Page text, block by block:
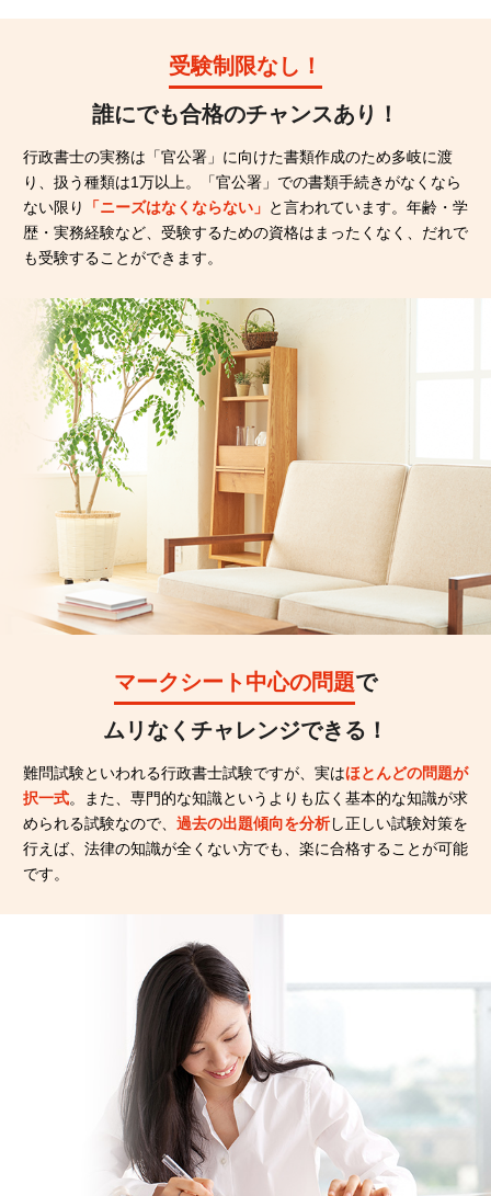
受験制限なし！
誰にでも合格のチャンスあり！
行政書士の実務は「官公署」に向けた書類作成のため多岐に渡
り、扱う種類は1万以上。「官公署」での書類手続きがなくなら
ない限り
「ニーズはなくならない」 と言われています。年齢・学
歴・実務経験など、受験するための資格はまったくなく、だれで
も受験することができます。
マークシート中心の問題で
ムリなくチャレンジできる！
難問試験といわれる行政書士試験ですが、実はほとんどの問題が
択一式。また、専門的な知識というよりも広く基本的な知識が求
められる試験なので、 過去の出題傾向を分析し正しい試験対策を
行えば、法律の知識が全くない方でも、楽に合格することが可能
です。